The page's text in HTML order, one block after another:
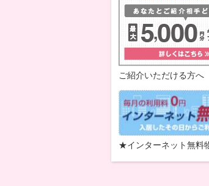
ご紹介いただける方へ
★インターネット無料